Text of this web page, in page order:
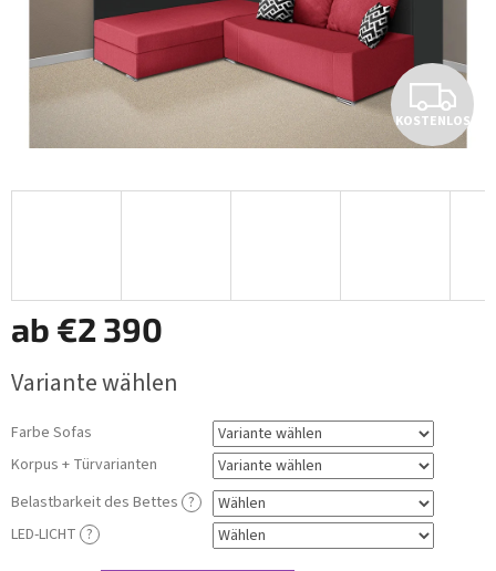
K
O
S
KOSTENLOS
ab €2 390
Variante wählen
Farbe Sofas
Korpus + Türvarianten
Belastbarkeit des Bettes ?
LED-LICHT ?